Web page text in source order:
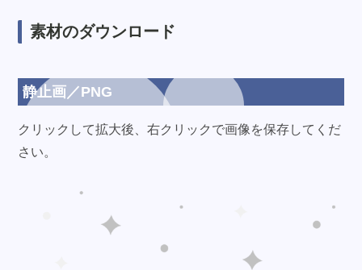
素材のダウンロード
静止画／PNG
クリックして拡大後、右クリックで画像を保存してくだ
さい。